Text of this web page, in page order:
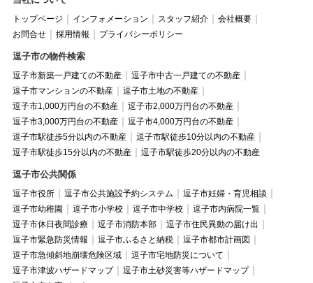
トップページ インフォメーション スタッフ紹介
会社概要
お問合せ
採用情報 プライバシーポリシー
逗子市の物件検索
逗子市新築一戸建ての不動産
逗子市中古一戸建ての不動産
逗子市マンションの不動産
逗子市土地の不動産
逗子市1,000万円台の不動産
逗子市2,000万円台の不動産
逗子市3,000万円台の不動産
逗子市4,000万円台の不動産
逗子市駅徒歩5分以内の不動産
逗子市駅徒歩10分以内の不動産
逗子市駅徒歩15分以内の不動産
逗子市駅徒歩20分以内の不動産
逗子市公共関係
逗子市役所 逗子市公共施設予約システム
逗子市妊婦・育児相談
逗子市幼稚園
逗子市小学校 逗子市中学校
逗子市内病院一覧
逗子市休日夜間診療
逗子市消防本部
逗子市住民異動の届け出
逗子市緊急防災情報
逗子市ふるさと納税
逗子市都市計画図
逗子市急傾斜地崩壊危険区域
逗子市宅地防災について
逗子市津波ハザードマップ
逗子市土砂災害等ハザードマップ